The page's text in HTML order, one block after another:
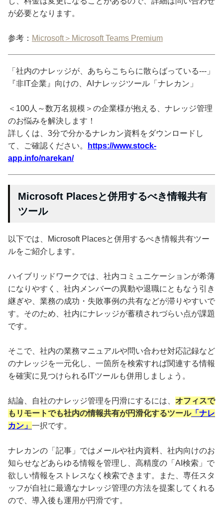
が必要となります。
参考： Microsoft＞Microsoft Teams Premium
「社内のナレッジが、あちらこちらに散らばっている---」
『非IT企業』向けの、AIナレッジツール「ナレカン」
＜100人～数万名規模＞の企業様が抱える、ナレッジ管理
のお悩みを解決します！
詳しくは、3分で分かるナレカン資料をダウンロードし
て、ご確認ください。
https://www.stock-
app.info/narekan/
Microsoft Placesと併用するべき情報共有
ツール
以下では、Microsoft Placesと併用するべき情報共有ツー
ルをご紹介します。
ハイブリッドワークでは、社内コミュニケーションが希薄
になりやすく、社内メンバーの異動や退職にともなう引き
継ぎや、業務の成功・失敗事例の共有などが滞りやすいで
す。そのため、社内にナレッジが蓄積されづらい点が課題
です。
そこで、社内の業務マニュアルや問い合わせ対応記録など
のナレッジを一元化し、一箇所を検索すれば関連する情報
を確実に見つけられるITツールも併用しましょう。
結論、自社のナレッジ管理を円滑にするには、 オフィスで
もリモートでも社内の情報共有が円滑化するツール「ナレ
カン」 一択です。
ナレカンの「記事」ではメールや社内資料、社内向けのお
知らせなどあらゆる情報を管理し、高精度の「AI検索」で
欲しい情報をストレスなく検索できます。また、専任スタ
ッフが自社に最適なナレッジ管理の方法を提案してくれる
ので、導入後も運用が円滑です。